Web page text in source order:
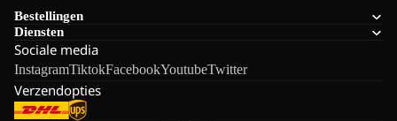
Bestellingen
Diensten
Sociale media
InstagramTiktokFacebookYoutubeTwitter
Verzendopties